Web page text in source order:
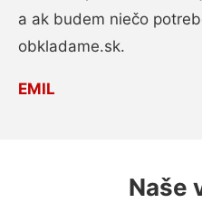
a ak budem niečo
obkladame.sk.
EMIL
Naše